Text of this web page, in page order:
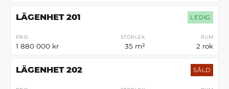
LÄGENHET 201
PRIS
1 880 000 kr
STORLEK
35 m²
RUM
2 rok
LEDIG
LÄGENHET 202 SÅLD